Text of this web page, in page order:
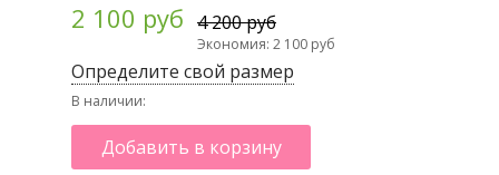
2 100 руб 4 200 руб
Экономия: 2 100 руб
Определите свой размер
В наличии:
Добавить в корзину